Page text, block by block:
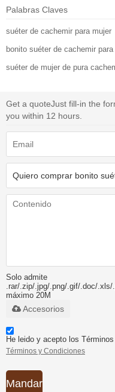
Palabras Claves
suéter de cachemir para mujer
bonito suéter de cachemir
suéter de mujer de pura
Get a quoteJust fill-in the
you within 12 hours.
Solo admite
.rar/.zip/.jpg/.png/.gif/.doc/.xls/
máximo 20M
Accesorios
He leido y acepto los
Términos y Condiciones
Mandar